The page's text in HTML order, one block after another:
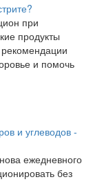
при
продукты
и помочь
и углеводов -
ежедневного
без